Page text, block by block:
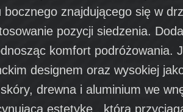
znajdującego się w
pozycji siedzenia.
komfort podróżowania.
designem oraz wysokiej
drewna i aluminium we
estetykę , która